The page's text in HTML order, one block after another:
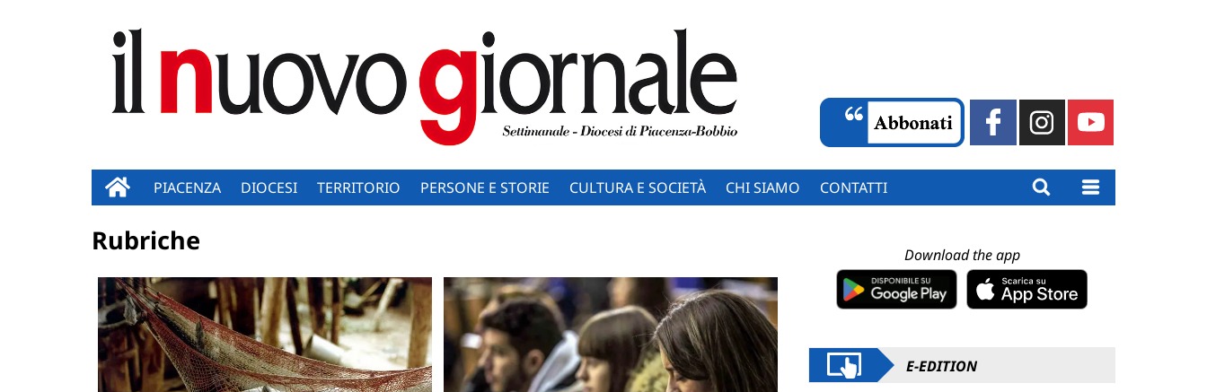
PIACENZA DIOCESI TERRITORIO PERSONE E STORIE CULTURA E SOCIETÀ CHI SIAMO CONTATTI
Rubriche Download the app
E-EDITION